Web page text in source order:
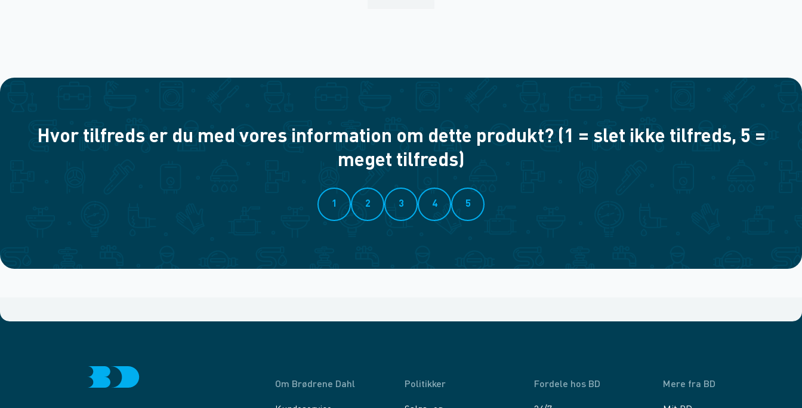
Hvor tilfreds er du med vores information om dette produkt? (1 = slet ikke tilfreds, 5 =
meget tilfreds)
1 2 3 4 5
Om Brødrene Dahl Politikker Fordele hos BD Mere fra BD